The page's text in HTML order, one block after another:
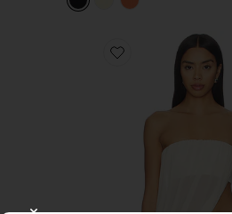
Favorite ELODIE トップ